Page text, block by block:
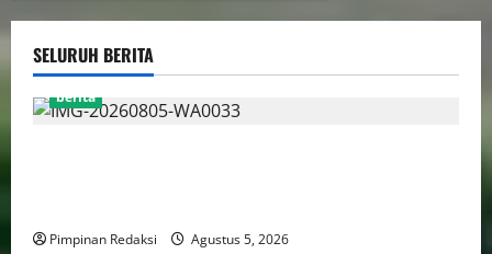
SELURUH BERITA
berita
Pimpinan Redaksi
Agustus 5, 2026